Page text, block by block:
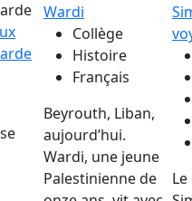
Wardi
Collège
Histoire
Français
Beyrouth, Liban,
aujourd’hui.
Wardi, une jeune
Palestinienne de